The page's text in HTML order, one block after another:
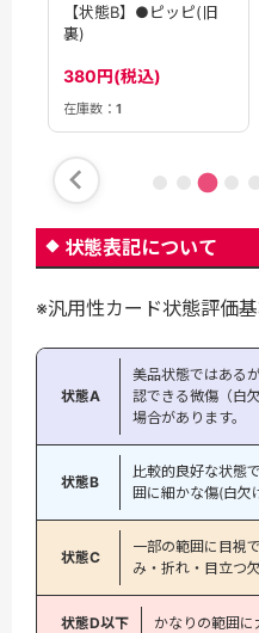
【状態B】●ピッピ(旧
裏)
380円(税込)
在庫数： 1
状態表記について
※汎用性カード状態評価
状態A
美品状態ではある
認できる微傷（白
場合があります。
状態B
比較的良好な状態
囲に細かな傷(白欠
状態C
一部の範囲に目視
み・折れ・目立つ
状態D以下 かなりの範囲に